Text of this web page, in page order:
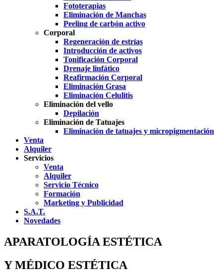
Fototerapias
Eliminación de Manchas
Peeling de carbón activo
Corporal
Regeneración de estrías
Introducción de activos
Tonificación Corporal
Drenaje linfático
Reafirmación Corporal
Eliminación Grasa
Eliminación Celulitis
Eliminación del vello
Depilación
Eliminación de Tatuajes
Eliminación de tatuajes y micropigmentación
Venta
Alquiler
Servicios
Venta
Alquiler
Servicio Técnico
Formación
Marketing y Publicidad
S.A.T.
Novedades
APARATOLOGÍA ESTÉTICA
Y MÉDICO ESTÉTICA